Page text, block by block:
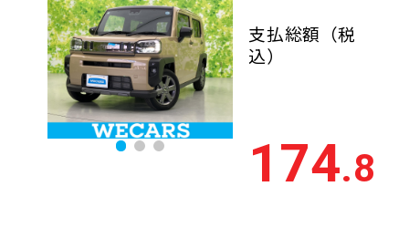
支払総額 （税
込）
174.8